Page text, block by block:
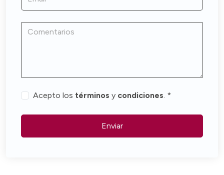
Acepto los términos y condiciones. *
Enviar